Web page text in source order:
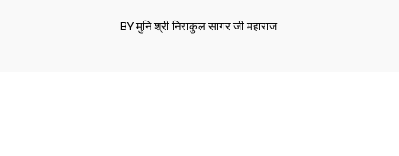
BY मुनि श्री निराकुल सागर जी महाराज